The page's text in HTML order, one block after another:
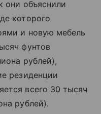
они объяснили
которого
и новую мебель
фунтов
рублей),
резиденции
всего 30 тысяч
рублей).